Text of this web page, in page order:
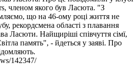
членом якого був Ласюта. "З
що на 46-ому році життя не
рекордсмена області з плавання
Ласюти. Найщиріші співчуття сімї,
память", - йдеться у заяві. Про
142347/